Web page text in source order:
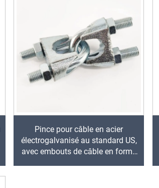
Pince pour câble en acier
électrogalvanisé au standard US,
avec embouts de câble en forme